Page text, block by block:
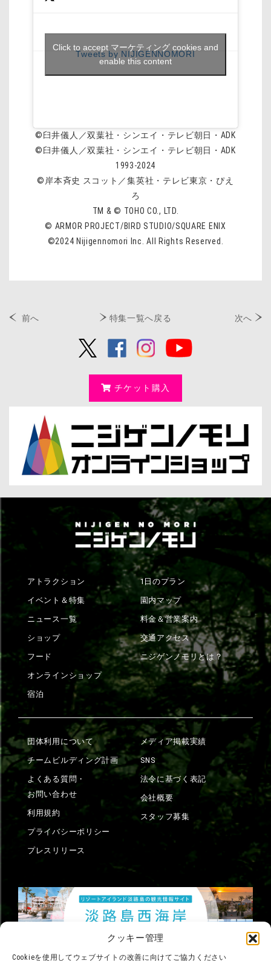
クッキー管理
Cookieを使用してウェブサイトの改善に向けてご協力ください
Tweets by NIJIGENNOMORI
Click to accept マーケティング cookies and
enable this content
©臼井儀人／双葉社・シンエイ・テレビ朝日・ADK
©臼井儀人／双葉社・シンエイ・テレビ朝日・ADK
1993-2024
©岸本斉史 スコット／集英社・テレビ東京・ぴえ
ろ
TM & © TOHO CO., LTD.
© ARMOR PROJECT/BIRD STUDIO/SQUARE ENIX
©2024 Nijigennomori Inc. All Rights Reserved.
前へ 特集一覧へ戻る 次へ
チケット購入
アトラクション
イベント＆特集
ニュース一覧
ショップ
フード
オンラインショップ
宿泊
1日のプラン
園内マップ
料金＆営業案内
交通アクセス
ニジゲンノモリとは？
団体利用について
チームビルディング計画
よくある質問・
お問い合わせ
利用規約
プライバシーポリシー
プレスリリース
メディア掲載実績
SNS
法令に基づく表記
会社概要
スタッフ募集